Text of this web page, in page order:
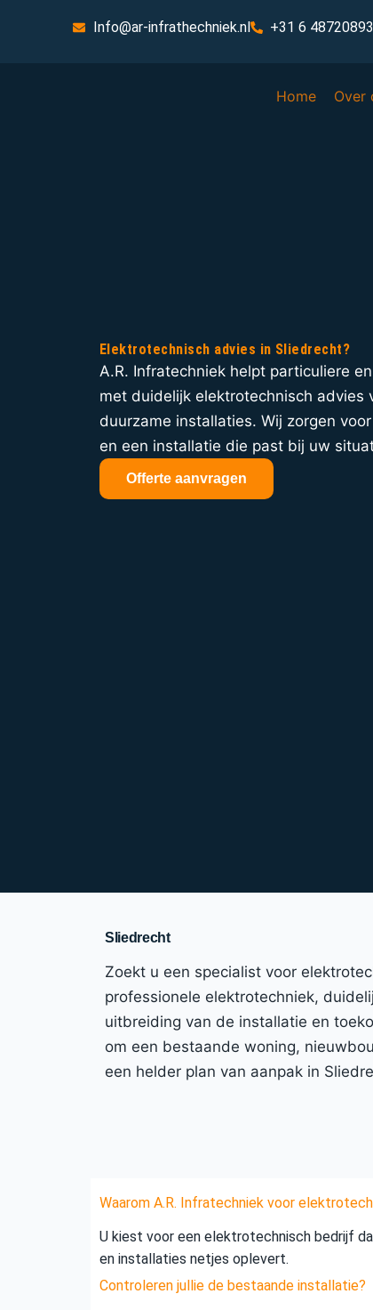
Info@ar-infrathechniek.nl +31 6 48720893
Home Over
Elektrotechnisch advies in Sliedrecht?
A.R. Infratechniek helpt particuliere
met duidelijk elektrotechnisch advies
duurzame installaties. Wij zorgen
en een installatie die past bij uw
Offerte aanvragen
Sliedrecht
Zoekt u een specialist voor
professionele elektrotechniek,
uitbreiding van de installatie en
om een bestaande woning,
een helder plan van aanpak in
Waarom A.R. Infratechniek voor
U kiest voor een elektrotechnisch bedrijf
en installaties netjes oplevert.
Controleren jullie de bestaande installatie?